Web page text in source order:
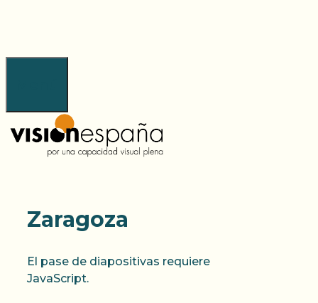
Zaragoza
El pase de diapositivas requiere
JavaScript.